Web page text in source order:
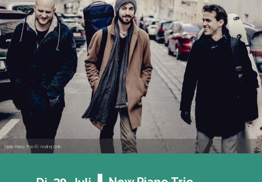
New Piano Trio © Andrej Grilc